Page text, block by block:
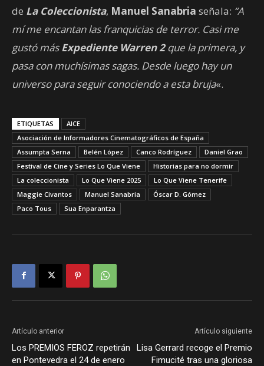
de La Coleccionista, Manuel Sanabria señala: “A
mí me encantan las franquicias de terror. Casi me
gustó másExpediente Warren 2que la primera, y
pasa con muchísimas sagas. Desde luego hay un
universo para seguir conociendo a esta bruja«.
ETIQUETAS
AICE
Asociación de Informadores Cinematográficos de España
Assumpta Serna
Belén López Canco Rodríguez
Daniel Grao
Festival de Cine y Series Lo Que Viene
Historias para no dormir
La coleccionista
Lo Que Viene 2025
Lo Que Viene Tenerife
Maggie Civantos
Manuel Sanabria
Óscar D. Gómez
Paco Tous
Sua Enparantza
Artículo anterior
Los PREMIOS FEROZ repetirán
en Pontevedra el 24 de enero
Artículo siguiente
Lisa Gerrard recoge el Premio
Fimucité tras una gloriosa